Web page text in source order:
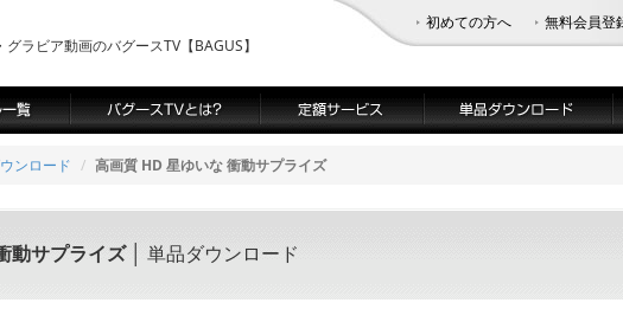
グラビア動画のバグースTV【BAGUS】
初めての方へ 無料会員登
ンロード 高画質 HD 星ゆいな 衝動サプライズ
動サプライズ│ 単品ダウンロード